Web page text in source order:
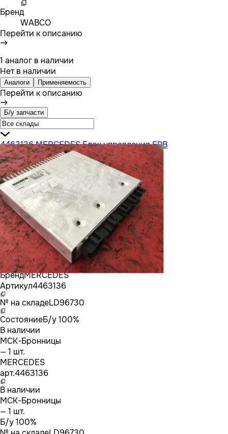
Бренд
WABCO
Перейти к описанию
1 аналог в наличии
Нет в наличии
Аналоги Применяемость
Перейти к описанию
Б/у запчасти
4463136 MERCEDES Блок управления EPB
БрендMERCEDES
Артикул4463136
№ на складеLD96730
СостояниеБ/у 100%
В наличии
МСК-Бронницы
— 1 шт.
MERCEDES
арт.4463136
В наличии
МСК-Бронницы
— 1 шт.
Б/у 100%